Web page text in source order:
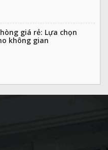
giá rẻ: Lựa chọn
không gian